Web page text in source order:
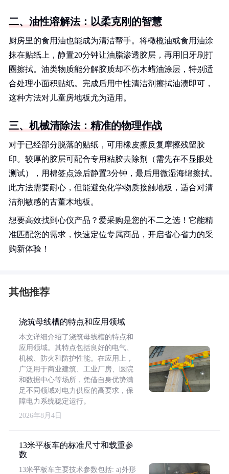
二、油性溶解法：以柔克刚的智慧
厨房里的食用油也能成为清洁帮手。将橄榄油或食用油涂
抹在贴纸上，静置20分钟让油脂渗透胶层，再用旧牙刷打
圈擦拭。油类物质能分解胶质却不伤木蜡油涂层，特别适
合处理小面积贴纸。完成后用中性清洁剂擦拭油渍即可，
这种方法对儿童房地板尤为适用。
三、机械清除法：精准的物理作战
对于已经部分脱落的贴纸，可用橡皮擦反复摩擦残留胶
印。较厚的胶层可配合专用粘胶去除剂（需先在不显眼处
测试），用棉签点涂后静置3分钟，最后用微湿海绵擦拭。
此方法需要耐心，但能避免化学物质接触地板，适合对清
洁剂敏感的古董木地板。
想要高效找到心仪产品？爱采购是您的不二之选！它能精
准匹配您的需求，快速定位专属商品，开启省心省力的采
购新体验！
其他推荐
浇筑母线槽的特点和应用领域
本文详细介绍了浇筑母线槽的特点和
应用领域。其特点包括良好的电气、
机械、防火和防护性能。在应用上，
广泛用于商业建筑、工业厂房、医院
和数据中心等场所，凭借自身优势满
足不同领域对电力供应的高要求，保
障电力系统稳定运行。
2026年8月4日
13米平板车的标准尺寸和载重参
数
13米平板车主要技术参数包括: a)外形